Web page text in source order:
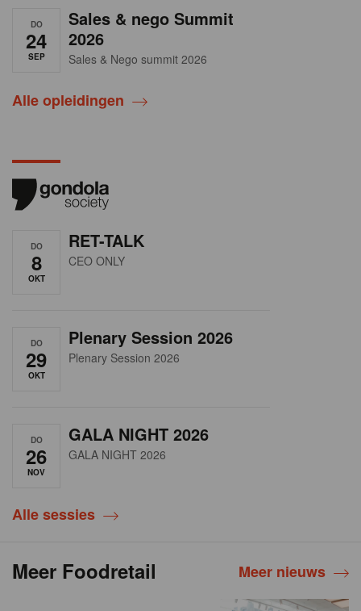
DO
24
SEP
Sales & nego Summit
2026
Sales & Nego summit 2026
Alle opleidingen
DO
8
OKT
RET-TALK
CEO ONLY
DO
29
OKT
Plenary Session 2026
Plenary Session 2026
DO
26
NOV
GALA NIGHT 2026
GALA NIGHT 2026
Alle sessies
Meer Foodretail Meer nieuws